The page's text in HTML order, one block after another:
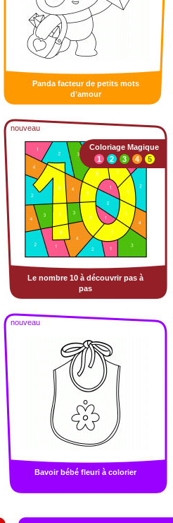
Panda facteur de petits mots
d’amour
nouveau
Le nombre 10 à découvrir pas à
pas
Coloriage Magique
1
2 3 4 5
nouveau
Bavoir bébé fleuri à colorier